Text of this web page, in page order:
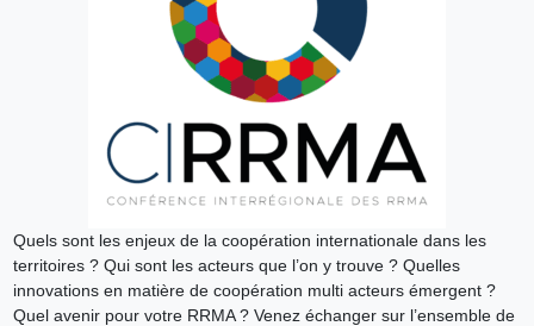
Quels sont les enjeux de la coopération internationale dans les
territoires ? Qui sont les acteurs que l’on y trouve ? Quelles
innovations en matière de coopération multi acteurs émergent ?
Quel avenir pour votre RRMA ? Venez échanger sur l’ensemble de